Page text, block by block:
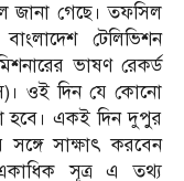
জানা গেছে। তফসিল
টেলিভিশন
ভাষণ রেকর্ড
ওই দিন যে কোনো
হবে। একই দিন দুপুর
সঙ্গে সাক্ষাৎ করবেন
সূত্র এ তথ্য